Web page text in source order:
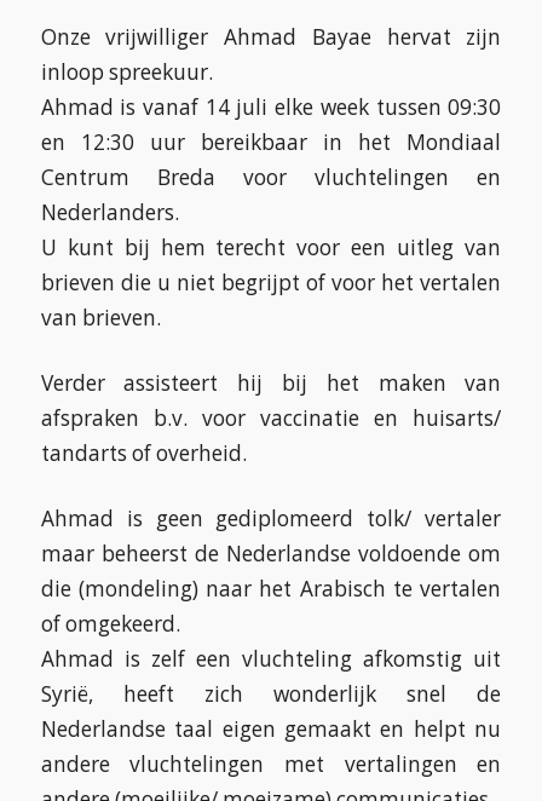
Onze vrijwilliger Ahmad Bayae hervat zijn
inloop spreekuur.
Ahmad is vanaf 14 juli elke week tussen 09:30
en 12:30 uur bereikbaar in het Mondiaal
Centrum Breda voor vluchtelingen en
Nederlanders.
U kunt bij hem terecht voor een uitleg van
brieven die u niet begrijpt of voor het vertalen
van brieven.
Verder assisteert hij bij het maken van
afspraken b.v. voor vaccinatie en huisarts/
tandarts of overheid.
Ahmad is geen gediplomeerd tolk/ vertaler
maar beheerst de Nederlandse voldoende om
die (mondeling) naar het Arabisch te vertalen
of omgekeerd.
Ahmad is zelf een vluchteling afkomstig uit
Syrië, heeft zich wonderlijk snel de
Nederlandse taal eigen gemaakt en helpt nu
andere vluchtelingen met vertalingen en